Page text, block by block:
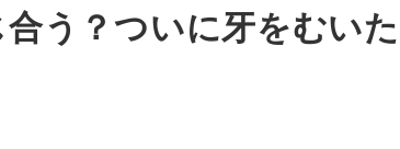
う？ついに牙をむい